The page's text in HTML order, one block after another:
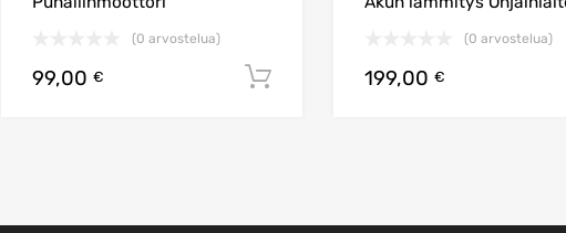
Lisää ostoskoriin
(0 arvostelua)
99,00 € Lisää ostoskoriin
(0 arvostelua)
199,00 €